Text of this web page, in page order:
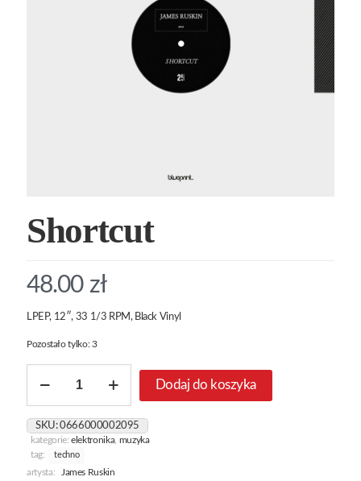
Shortcut
48.00 zł
LPEP, 12″, 33 1/3 RPM, Black Vinyl
Pozostało tylko: 3
Shortcut
Dodaj do koszyka
SKU:0666000002095
kategorie:elektronika, muzyka
tag:
techno
artysta:
James Ruskin